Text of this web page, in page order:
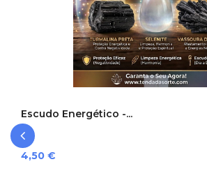
Escudo Energético -...
Preço
4,50 €
‹